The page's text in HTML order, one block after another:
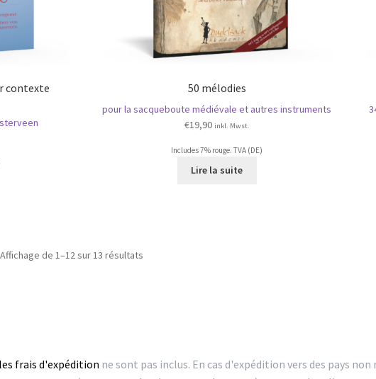
contexte
50 mélodies
pour la sacqueboute médiévale et autres instruments
€19,90 inkl. Mwst.
Includes 7% rouge. TVA (DE)
Lire la suite
Affichage de 1–12 sur 13 résultats
les frais d'expédition ne sont pas inclus. En cas d'expédition vers des pays